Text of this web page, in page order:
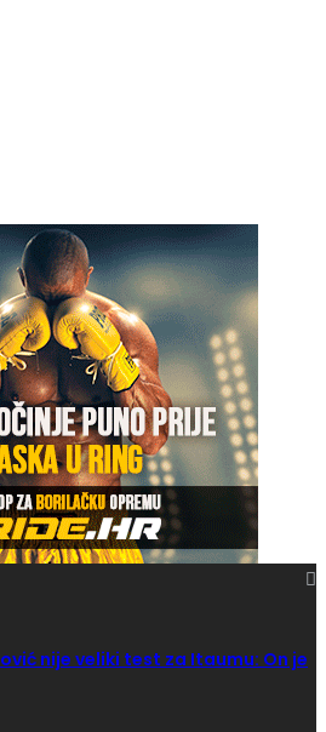
nije veliki test za Itaumu: On je